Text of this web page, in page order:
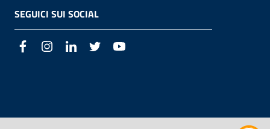
SEGUICI SUI SOCIAL
FacebookInstagramLinkedIn Twitter